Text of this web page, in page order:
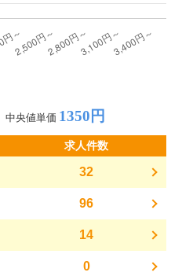
中央値単価 1350円
求人件数
32
96
14
0